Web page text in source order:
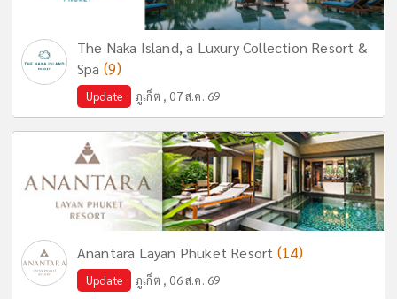
The Naka Island, a Luxury Collection Resort &
Spa (9)
Update ภูเก็ต , 07 ส.ค. 69
Anantara Layan Phuket Resort (14)
Update ภูเก็ต , 06 ส.ค. 69